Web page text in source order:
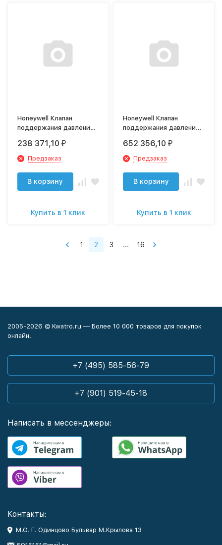
Honeywell Клапан
поддержания давления,
238 371,10 ₽
Предзаказ
В корзину
Купить в 1 клик
Honeywell Клапан
поддержания давления,
652 356,10 ₽
Предзаказ
В корзину
Купить в 1 клик
1 2 3 ... 16
2005-2026 © Kwatro.ru — Более 10 000 товаров для покупок
онлайн!
+7 (495) 585-56-79
+7 (901) 519-45-18
Написать в мессенджеры:
Контакты:
М.О. Г. Одинцово Бульвар М.Крылова 13